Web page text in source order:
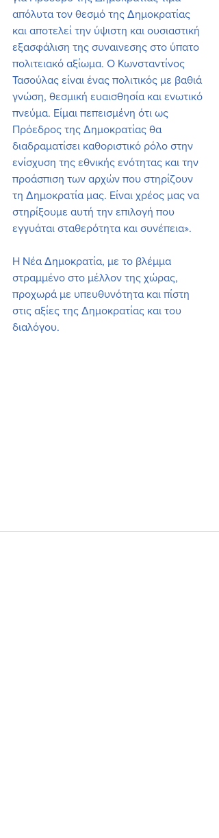
απόλυτα τον θεσμό της Δημοκρατίας
και αποτελεί την ύψιστη και ουσιαστική
εξασφάλιση της συναινεσης στο ύπατο
πολιτειακό αξίωμα. Ο Κωνσταντίνος
Τασούλας είναι ένας πολιτικός με βαθιά
γνώση, θεσμική ευαισθησία και ενωτικό
πνεύμα. Είμαι πεπεισμένη ότι ως
Πρόεδρος της Δημοκρατίας θα
διαδραματίσει καθοριστικό ρόλο στην
ενίσχυση της εθνικής ενότητας και την
προάσπιση των αρχών που στηρίζουν
τη Δημοκρατία μας. Είναι χρέος μας να
στηρίξουμε αυτή την επιλογή που
εγγυάται σταθερότητα και συνέπεια».
Η Νέα Δημοκρατία, με το βλέμμα
στραμμένο στο μέλλον της χώρας,
προχωρά με υπευθυνότητα και πίστη
στις αξίες της Δημοκρατίας και του
διαλόγου.